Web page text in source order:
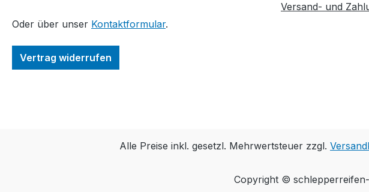
Oder über unser Kontaktformular.
Vertrag widerrufen
Versand- und
Alle Preise inkl. gesetzl. Mehrwertsteuer zzgl.
Copyright ©